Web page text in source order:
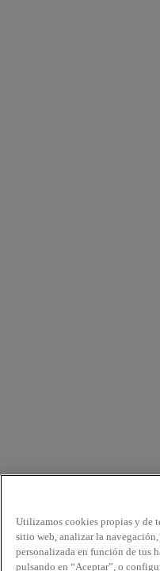
Utilizamos cookies propias y de
sitio web, analizar la
personalizada en función de tus
pulsando en “Aceptar”, o